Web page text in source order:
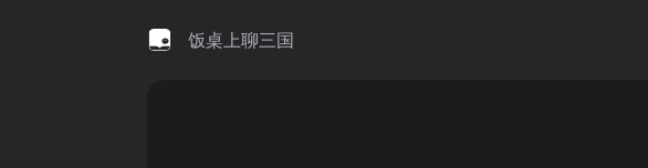
饭桌上聊三国